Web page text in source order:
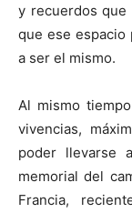
y recuerdos que
que ese espacio
a ser el mismo.
Al mismo
vivencias,
poder llevarse
memorial del
Francia,